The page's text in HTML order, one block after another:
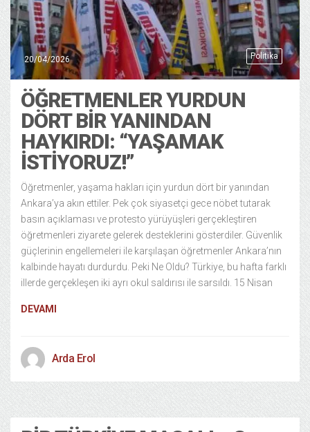
Politika
20/04/2026
ÖĞRETMENLER YURDUN
DÖRT BIR YANINDAN
HAYKIRDI: “YAŞAMAK
İSTIYORUZ!”
Öğretmenler, yaşama hakları için yurdun dört bir yanından
Ankara’ya akın ettiler. Pek çok siyasetçi gece nöbet tutarak
basın açıklaması ve protesto yürüyüşleri gerçekleştiren
öğretmenleri ziyarete gelerek desteklerini gösterdiler. Güvenlik
güçlerinin engellemeleri ile karşılaşan öğretmenler Ankara’nın
kalbinde hayatı durdurdu. Peki Ne Oldu? Türkiye, bu hafta farklı
illerde gerçekleşen iki ayrı okul saldırısı ile sarsıldı. 15 Nisan
DEVAMI
Arda Erol
Ekonomi ve Iş Dünyası